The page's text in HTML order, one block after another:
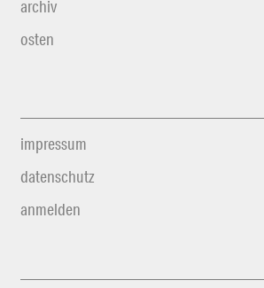
archiv
osten
impressum
datenschutz
anmelden